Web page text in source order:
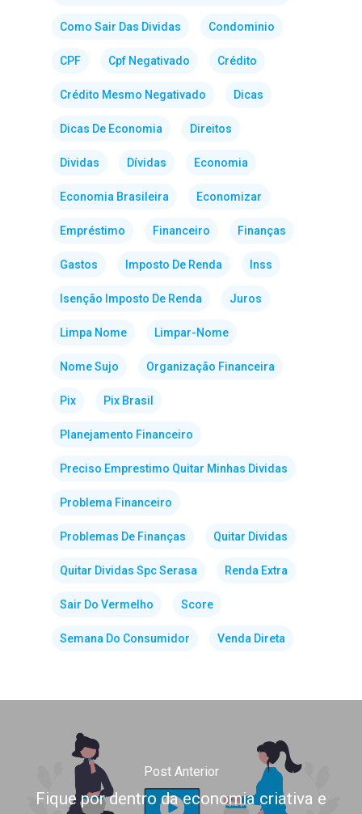
Como Sair Das Dividas Condominio
CPF Cpf Negativado Crédito
Crédito Mesmo Negativado Dicas
Dicas De Economia Direitos
Dividas Dívidas Economia
Economia Brasileira Economizar
Empréstimo Financeiro Finanças
Gastos Imposto De Renda Inss
Isenção Imposto De Renda Juros
Limpa Nome Limpar-Nome
Nome Sujo Organização Financeira
Pix Pix Brasil
Planejamento Financeiro
Preciso Emprestimo Quitar Minhas Dividas
Problema Financeiro
Problemas De Finanças Quitar Dividas
Quitar Dividas Spc Serasa Renda Extra
Sair Do Vermelho Score
Semana Do Consumidor Venda Direta
Post Anterior
Fique por dentro da economia criativa e